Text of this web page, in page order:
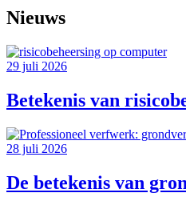
Nieuws
29 juli 2026
Betekenis van
28 juli 2026
De betekenis van